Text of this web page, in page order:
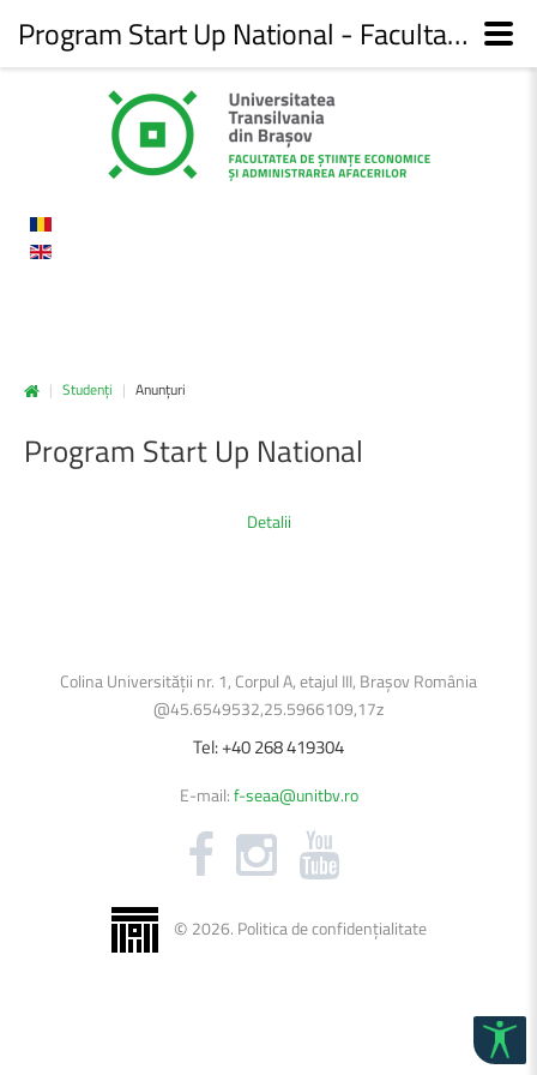
| Studenți | Anunțuri
Program Start Up National
Detalii
Colina Universității nr. 1, Corpul A, etajul III, Brașov România
@45.6549532,25.5966109,17z
Tel:+40268419304
E-mail:f-seaa@unitbv.ro
© 2026. Politica de confidențialitate
Program Start Up National - Facultatea de Științe economice și administrarea afacerilor